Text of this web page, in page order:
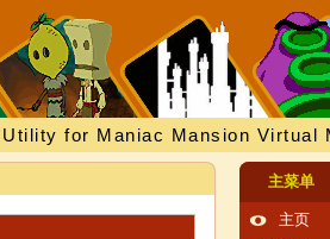
for Maniac Mansion Virtual
主菜单
主页